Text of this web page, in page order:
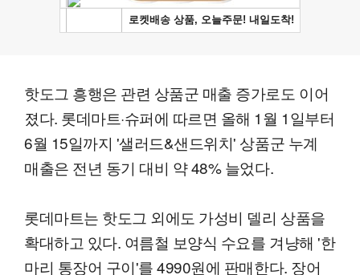
핫도그 흥행은 관련 상품군 매출 증가로도 이어
졌다. 롯데마트·슈퍼에 따르면 올해 1월 1일부터
6월 15일까지 '샐러드&샌드위치' 상품군 누계
매출은 전년 동기 대비 약 48% 늘었다.
롯데마트는 핫도그 외에도 가성비 델리 상품을
확대하고 있다. 여름철 보양식 수요를 겨냥해 '한
마리 통장어 구이'를 4990원에 판매한다. 장어